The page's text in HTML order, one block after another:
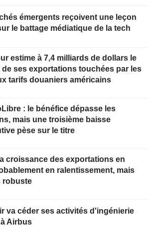
émergents reçoivent une leçon
le battage médiatique de la tech
estime à 7,4 milliards de dollars le
de ses exportations touchées par les
tarifs douaniers américains
: le bénéfice dépasse les
mais une troisième baisse
pèse sur le titre
croissance des exportations en
en ralentissement, mais
robuste
va céder ses activités d'ingénierie
Airbus